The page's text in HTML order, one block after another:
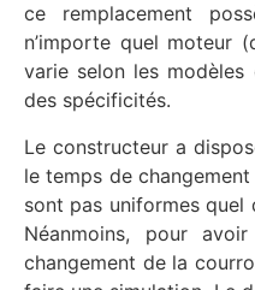
ce remplacement
n’importe quel moteur
varie selon les
des spécificités.
Le constructeur a
le temps de
sont pas uniformes quel
Néanmoins, pour
changement de la